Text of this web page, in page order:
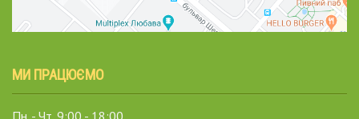
МИ ПРАЦЮЄМО
Пн. - Чт. 9:00 - 18:00